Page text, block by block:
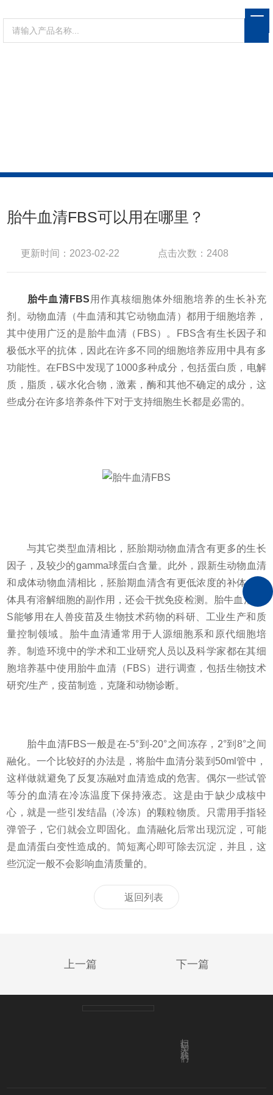
胎牛血清FBS可以用在哪里？
更新时间：2023-02-22 点击次数：2408
胎牛血清FBS 用作真核细胞体外细胞培养的生长补充
剂。动物血清（牛血清和其它动物血清）都用于细胞培养，
其中使用广泛的是胎牛血清（FBS）。FBS含有生长因子和
极低水平的抗体，因此在许多不同的细胞培养应用中具有多
功能性。在FBS中发现了1000多种成分，包括蛋白质，电解
质，脂质，碳水化合物，激素，酶和其他不确定的成分，这
些成分在许多培养条件下对于支持细胞生长都是必需的。
与其它类型血清相比，胚胎期动物血清含有更多的生长
因子，及较少的gamma球蛋白含量。此外，跟新生动物血清
和成体动物血清相比，胚胎期血清含有更低浓度的补体。补
体具有溶解细胞的副作用，还会干扰免疫检测。胎牛血清FB
S能够用在人兽疫苗及生物技术药物的科研、工业生产和质
量控制领域。胎牛血清通常用于人源细胞系和原代细胞培
养。制造环境中的学术和工业研究人员以及科学家都在其细
胞培养基中使用胎牛血清（FBS）进行调查，包括生物技术
研究/生产，疫苗制造，克隆和动物诊断。
胎牛血清FBS一般是在-5°到-20°之间冻存，2°到8°之间
融化。一个比较好的办法是，将胎牛血清分装到50ml管中，
这样做就避免了反复冻融对血清造成的危害。偶尔一些试管
等分的血清在冷冻温度下保持液态。这是由于缺少成核中
心，就是一些引发结晶（冷冻）的颗粒物质。只需用手指轻
弹管子，它们就会立即固化。血清融化后常出现沉淀，可能
是血清蛋白变性造成的。简短离心即可除去沉淀，并且，这
些沉淀一般不会影响血清质量的。
返回列表
上一篇 下一篇
扫码关注我们